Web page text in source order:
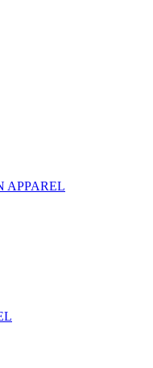
APPAREL